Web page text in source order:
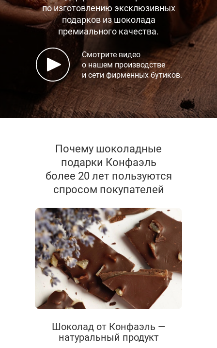
по изготовлению эксклюзивных
подарков из шоколада
премиального качества.
Смотрите видео
о нашем производстве
и сети фирменных бутиков.
Почему шоколадные
подарки Конфаэль
более 20 лет пользуются
спросом покупателей
Шоколад от Конфаэль —
натуральный продукт